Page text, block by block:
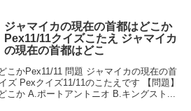
ジャマイカの現在の首都はどこか
Pex11/11クイズこたえ ジャマイカ
の現在の首都はどこ
こかPex11/11 問題 ジャマイカの現在の首
ズ Pexクイズ11/11のこたえです 【問題】
こか A.ポートアントニオ B.キングスト...